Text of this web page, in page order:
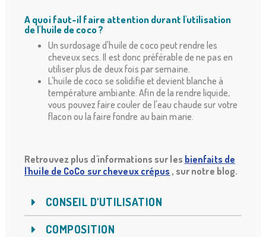
A quoi faut-il faire attention durant l'utilisation
de l'huile de coco ?
Un surdosage d'huile de coco peut rendre les
cheveux secs. Il est donc préférable de ne pas en
utiliser plus de deux fois par semaine.
L'huile de coco se solidifie et devient blanche à
température ambiante. Afin de la rendre liquide,
vous pouvez faire couler de l'eau chaude sur votre
flacon ou la faire fondre au bain marie.
Retrouvez plus d'informations sur les bienfaits de
l'huile de CoCo sur cheveux crépus , sur notre blog.
CONSEIL D'UTILISATION
COMPOSITION